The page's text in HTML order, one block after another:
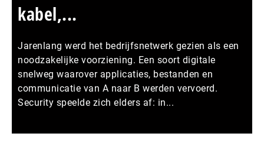
kabel,...
Jarenlang werd het bedrijfsnetwerk gezien als een
noodzakelijke voorziening. Een soort digitale
snelweg waarover applicaties, bestanden en
communicatie van A naar B werden vervoerd.
Security speelde zich elders af: in...